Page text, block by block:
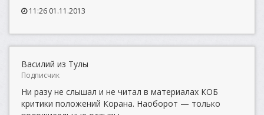
11:26 01.11.2013
Василий из Тулы
Подписчик
Ни разу не слышал и не читал в материалах КОБ
критики положений Корана. Наоборот — только